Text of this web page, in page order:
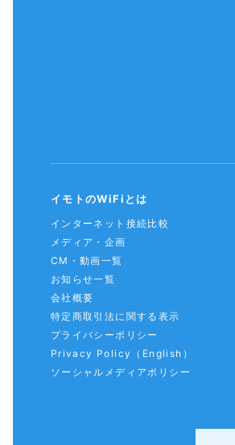
イモトのWiFiとは
インターネット接続比較
メディア・企画
CM・動画一覧
お知らせ一覧
会社概要
特定商取引法に関する表示
プライバシーポリシー
Privacy Policy （English）
ソーシャルメディアポリシー